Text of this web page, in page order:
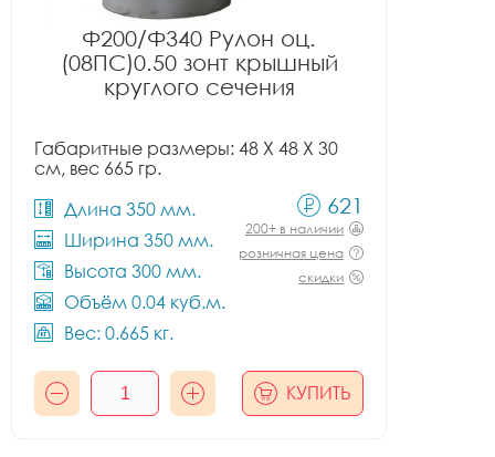
Ф200/Ф340 Рулон оц.
(08ПС)0.50 зонт крышный
круглого сечения
Габаритные размеры: 48 X 48 X 30
см, вес 665 гр.
Длина 350 мм.
Ширина 350 мм.
Высота 300 мм.
Объём 0.04 куб.м.
Вес: 0.665 кг.
621
200+ в наличии
розничная цена
скидки
КУПИТЬ